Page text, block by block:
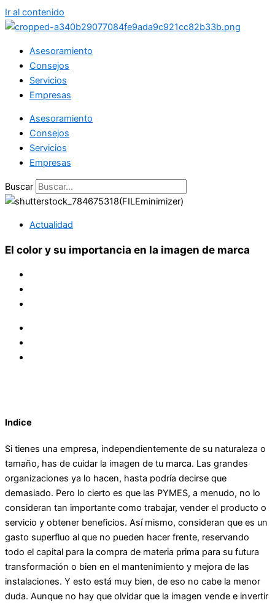
Ir al contenido
Asesoramiento
Consejos
Servicios
Empresas
Asesoramiento
Consejos
Servicios
Empresas
Buscar
Actualidad
El color y su importancia en la imagen de marca
Indice
Si tienes una empresa, independientemente de su naturaleza o
tamaño, has de cuidar la imagen de tu marca. Las grandes
organizaciones ya lo hacen, hasta podría decirse que
demasiado. Pero lo cierto es que las PYMES, a menudo, no lo
consideran tan importante como trabajar, vender el producto o
servicio y obtener beneficios. Así mismo, consideran que es un
gasto superfluo al que no pueden hacer frente, reservando
todo el capital para la compra de materia prima para su futura
transformación o bien en el mantenimiento y mejora de las
instalaciones. Y esto está muy bien, de eso no cabe la menor
duda. Aunque no hay que olvidar que la imagen vende e invertir